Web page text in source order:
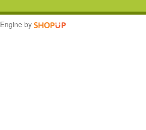
Engine by